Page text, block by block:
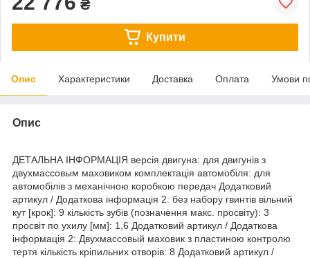
₴
Купити
Опис Характеристики Доставка Оплата Умови
Опис
ДЕТАЛЬНА ІНФОРМАЦІЯ версія двигуна: для двигунів з
двухмассовым маховиком комплектація автомобіля: для
автомобілів з механічною коробкою передач Додатковий
артикул / Додаткова інформація 2: без набору гвинтів вільний
кут [крок]: 9 кількість зубів (позначення макс. просвіту): 3
просвіт по ухилу [мм]: 1,6 Додатковий артикул / Додаткова
інформація 2: Двухмассовый маховик з пластиною контролю
тертя кількість кріпильних отворів: 8 Додатковий артикул /